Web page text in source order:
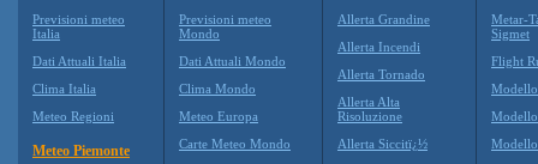
Previsioni meteo
Italia
Dati Attuali Italia
Clima Italia
Meteo Regioni
Meteo Piemonte
Previsioni meteo
Mondo
Dati Attuali Mondo
Clima Mondo
Meteo Europa
Carte Meteo Mondo
Allerta Grandine
Allerta Incendi
Allerta Tornado
Allerta Alta
Risoluzione
Allerta Siccitï¿½
Metar-
Sigmet
Flight
Modello